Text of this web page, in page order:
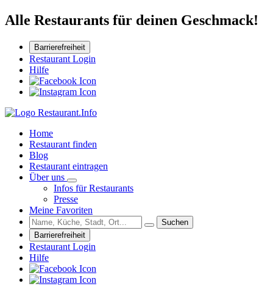
Alle Restaurants für deinen Geschmack!
Barrierefreiheit
Restaurant Login
Hilfe
Home
Restaurant finden
Blog
Restaurant eintragen
Über uns
Infos für Restaurants
Presse
Meine Favoriten
Suchen
Barrierefreiheit
Restaurant Login
Hilfe